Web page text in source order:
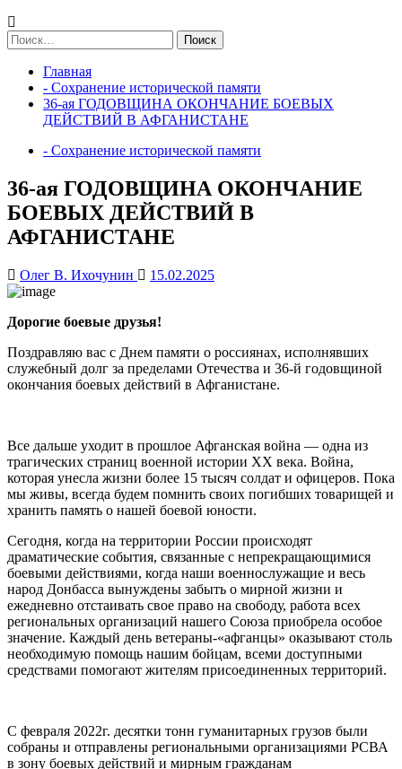
Найти:
Главная
- Сохранение исторической памяти
36-ая ГОДОВЩИНА ОКОНЧАНИЕ БОЕВЫХ
ДЕЙСТВИЙ В АФГАНИСТАНЕ
- Сохранение исторической памяти
36-ая ГОДОВЩИНА ОКОНЧАНИЕ
БОЕВЫХ ДЕЙСТВИЙ В
АФГАНИСТАНЕ
Олег В. Ихочунин 15.02.2025
Дорогие боевые друзья!
Поздравляю вас с Днем памяти о россиянах, исполнявших
служебный долг за пределами Отечества и 36-й годовщиной
окончания боевых действий в Афганистане.
Все дальше уходит в прошлое Афганская война — одна из
трагических страниц военной истории XX века. Война,
которая унесла жизни более 15 тысяч солдат и офицеров. Пока
мы живы, всегда будем помнить своих погибших товарищей и
хранить память о нашей боевой юности.
Сегодня, когда на территории России происходят
драматические события, связанные с непрекращающимися
боевыми действиями, когда наши военнослужащие и весь
народ Донбасса вынуждены забыть о мирной жизни и
ежедневно отстаивать свое право на свободу, работа всех
региональных организаций нашего Союза приобрела особое
значение. Каждый день ветераны-«афганцы» оказывают столь
необходимую помощь нашим бойцам, всеми доступными
средствами помогают жителям присоединенных территорий.
С февраля 2022г. десятки тонн гуманитарных грузов были
собраны и отправлены региональными организациями РСВА
в зону боевых действий и мирным гражданам